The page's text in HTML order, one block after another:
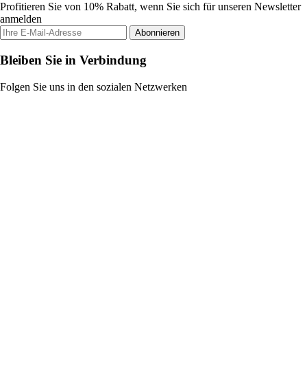
Profitieren Sie von 10% Rabatt, wenn Sie sich für unseren Newsletter
anmelden
Abonnieren
Bleiben Sie in Verbindung
Folgen Sie uns in den sozialen Netzwerken